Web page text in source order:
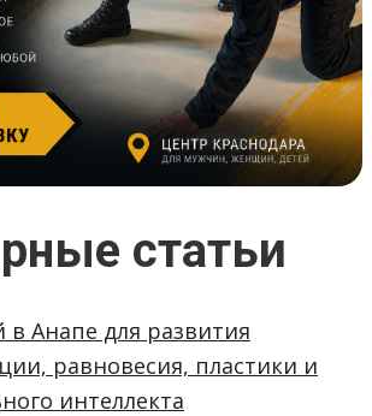
статьи
в Анапе для развития
равновесия, пластики и
интеллекта